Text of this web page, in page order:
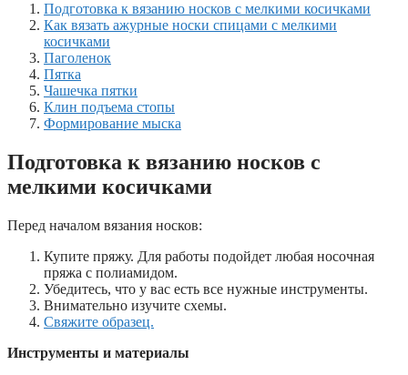
Подготовка к вязанию носков с мелкими косичками
Как вязать ажурные носки спицами с мелкими
косичками
Паголенок
Пятка
Чашечка пятки
Клин подъема стопы
Формирование мыска
Подготовка к вязанию носков с
мелкими косичками
Перед началом вязания носков:
Купите пряжу. Для работы подойдет любая носочная
пряжа с полиамидом.
Убедитесь, что у вас есть все нужные инструменты.
Внимательно изучите схемы.
Свяжите образец.
Инструменты и материалы